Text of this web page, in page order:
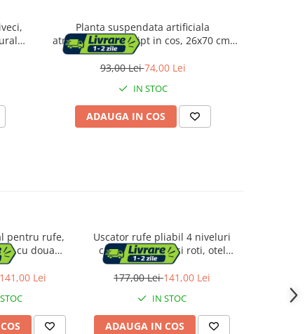
cm,
Planta suspendata artificiala
atmosphera eucalipt in cos, 26x70 cm,
design natural, verde
93,00 Lei74,00 Lei
IN STOC
ADAUGA IN COS
pentru rufe,
cu doua
cm,
35kg
141,00 Lei
Uscator rufe pliabil 4 niveluri
cu aripi laterale si roti, otel
inoxidabil, max 35 kg,
126x64x172 cm, alb
177,00 Lei141,00 Lei
IN STOC
ADAUGA IN COS